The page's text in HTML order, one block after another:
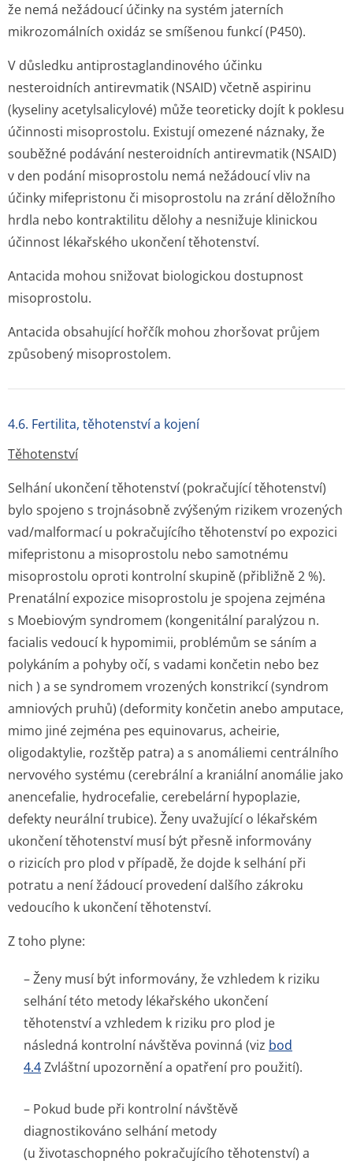
že nemá nežádoucí účinky na systém jaterních
mikrozomálních oxidáz se smíšenou funkcí (P450).
V důsledku antiprostaglan­dinového účinku
nesteroidních antirevmatik (NSAID) včetně aspirinu
(kyseliny acetylsalicylové) může teoreticky dojít k poklesu
účinnosti misoprostolu. Existují omezené náznaky, že
souběžné podávání nesteroidních antirevmatik (NSAID)
v den podání misoprostolu nemá nežádoucí vliv na
účinky mifepristonu či misoprostolu na zrání děložního
hrdla nebo kontraktilitu dělohy a nesnižuje klinickou
účinnost lékařského ukončení těhotenství.
Antacida mohou snižovat biologickou dostupnost
misoprostolu.
Antacida obsahující hořčík mohou zhoršovat průjem
způsobený misoprostolem.
4.6. Fertilita, těhotenství a kojení
Těhotenství
Selhání ukončení těhotenství (pokračující těhotenství)
bylo spojeno s trojnásobně zvýšeným rizikem vrozených
vad/malformací u pokračujícího těhotenství po expozici
mifepristonu a misoprostolu nebo samotnému
misoprostolu oproti kontrolní skupině (přibližně 2 %).
Prenatální expozice misoprostolu je spojena zejména
s Moebiovým syndromem (kongenitální paralýzou n.
facialis vedoucí k hypomimii, problémům se sáním a
polykáním a pohyby očí, s vadami končetin nebo bez
nich ) a se syndromem vrozených konstrikcí (syndrom
amniových pruhů) (deformity končetin anebo amputace,
mimo jiné zejména pes equinovarus, acheirie,
oligodaktylie, rozštěp patra) a s anomáliemi centrálního
nervového systému (cerebrální a kraniální anomálie jako
anencefalie, hydrocefalie, cerebelární hypoplazie,
defekty neurální trubice). Ženy uvažující o lékařském
ukončení těhotenství musí být přesně informovány
o rizicích pro plod v případě, že dojde k selhání při
potratu a není žádoucí provedení dalšího zákroku
vedoucího k ukončení těhotenství.
Z toho plyne:
– Ženy musí být informovány, že vzhledem k riziku
selhání této metody lékařského ukončení
těhotenství a vzhledem k riziku pro plod je
následná kontrolní návštěva povinná (viz bod
4.4Zvláštní upozornění a opatření pro použití).
– Pokud bude při kontrolní návštěvě
diagnostikováno selhání metody
(u životaschopného pokračujícího těhotenství) a